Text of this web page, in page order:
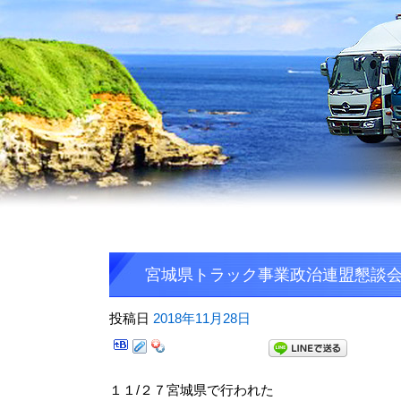
宮城県トラック事業政治連盟懇談
投稿日 2018年11月28日
１１/２７宮城県で行われた